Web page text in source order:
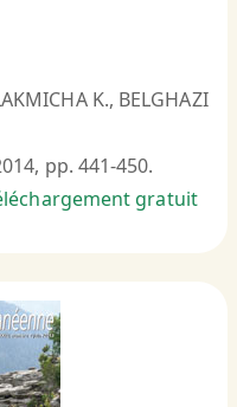
K., BELGHAZI
pp. 441-450.
gratuit